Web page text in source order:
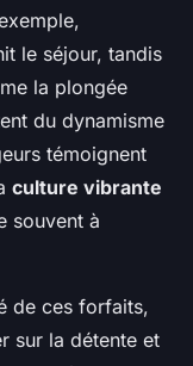
le séjour, tandis
la plongée
du dynamisme
témoignent
culture vibrante
souvent à
de ces forfaits,
sur la détente et